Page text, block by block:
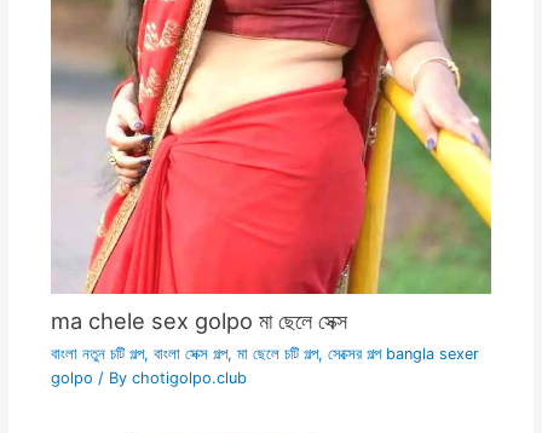
ma chele sex golpo মা ছেলে সেক্স
বাংলা নতুন চটি গল্প, বাংলা সেক্স গল্প, মা ছেলে চটি গল্প, সেক্সের গল্প bangla sexer
golpo / By chotigolpo.club